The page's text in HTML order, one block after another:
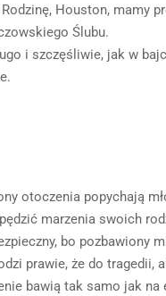
Houston, mamy
Ślubu.
i szczęśliwie, jak w
otoczenia popychają
marzenia swoich
bo pozbawiony
prawie, że do
bawią tak samo jak